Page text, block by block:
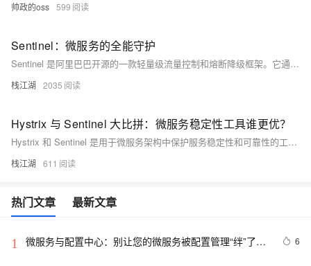
帅政的oss 599
Sentinel：微服务的全能守护
Sentinel 是阿里巴巴开源的一款轻量级流量控制和熔断降级框架。它通过设置流量控制、熔断降级和系统保护规则，确保微服务在高并发场景下稳定运行。Sentinel 提供丰富的功能、实时监控和灵活的集成方式，适用于各种分布式系统。
栈江湖 2035
Hystrix 与 Sentinel 大比拼：微服务稳定性工具谁更优？
Hystrix 和 Sentinel 是用于微服务架构中保护服务稳定性和可靠性的工具，主要实现服务熔断、限流、降级等功能。Hystrix 侧重于熔断器模式和服务隔离，通过线程池或信号量隔离服务，防止故障扩散；Sentinel 则更全面，涵盖流量控制、熔断降级和系统自适应保护，适用于高并发场景，并提供实时监控和灵活的策略调整。两者设计理念不同，Hystrix 适合中小规模应用，而 Sentinel 更适合大规模高并发系统。
栈江湖 611
热门文章 最新文章
1
微服务与配置中心：别让您的微服务被配置管理“绊”了一
6